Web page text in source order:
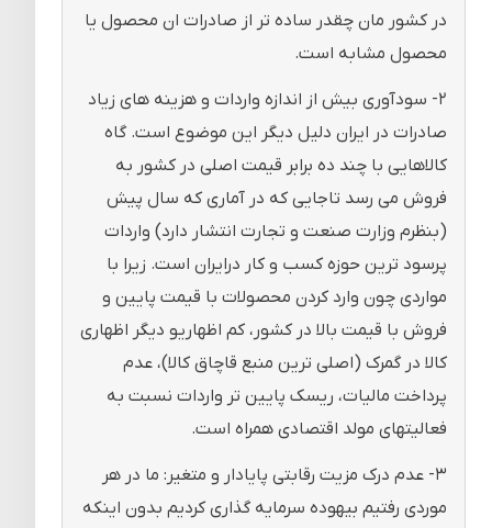
در کشور مان چقدر ساده تر از صادرات ان محصول یا
محصول مشابه است.
۲- سودآوری بیش از اندازه واردات و هزینه های زیاد
صادرات در ایران دلیل دیگر این موضوع است. گاه
کالاهایی با چند ده برابر قیمت اصلی در کشور به
فروش می رسد تاجایی که در آماری که سال پیش
(بنظرم وزارت صنعت و تجارت انتشار دارد) واردات
پرسود ترین حوزه کسب و کار درایران است. زیرا با
مواردی چون وارد کردن محصولات با قیمت پایین و
فروش با قیمت بالا در کشور، کم اظهاریو دیگر اظهاری
کالا در گمرک (اصلی ترین منبع قاچاق کالا)، عدم
پرداخت مالیات، ریسک پایین تر واردات نسبت به
فعالیتهای مولد اقتصادی همراه است.
۳- عدم درک مزیت رقابتی پایادار و متغیر: ما در هر
موردی رفتیم بیهوده سرمایه گذاری کردیم بدون اینکه